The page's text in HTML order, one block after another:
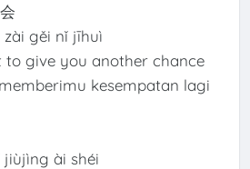
gěi nǐ jīhuì
to give you another chance
kesempatan lagi
jiùjìng ài shéi